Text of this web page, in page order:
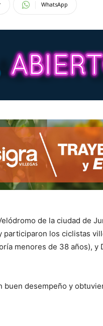
WhatsApp
de la ciudad de
los ciclistas
menores de 38 años),
buen desempeño y